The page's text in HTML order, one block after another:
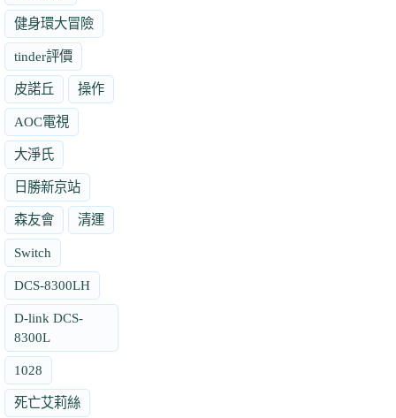
健身環大冒險
tinder評價
皮諾丘 操作
AOC電視
大淨氏
日勝新京站
森友會 清運
Switch
DCS-8300LH
D-link DCS-
8300L
1028
死亡艾莉絲